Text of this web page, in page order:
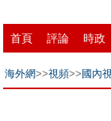
首頁 評論 時政
縣域 環保 創投
海外網>>視頻>> 國內